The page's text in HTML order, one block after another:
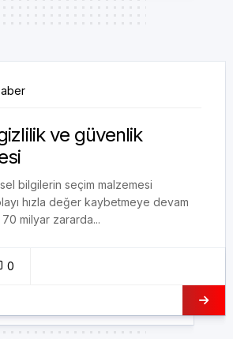
ve güvenlik
bilgilerin seçim malzemesi
hızla değer kaybetmeye devam
milyar zararda...
0